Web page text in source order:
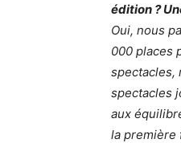
édition ?
Oui, nous
000 places
spectacles,
spectacles
aux
la première